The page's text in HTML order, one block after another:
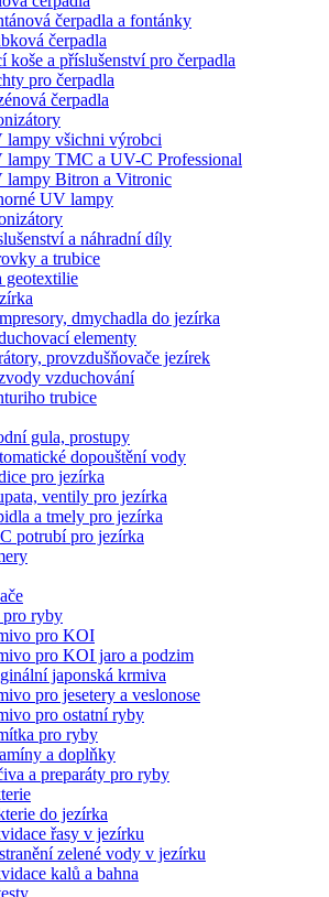
čerpadla a fontánky
čerpadla
koše a příslušenství pro čerpadla
pro čerpadla
čerpadla
lampy všichni výrobci
lampy TMC a UV-C Professional
lampy Bitron a Vitronic
UV lampy
a náhradní díly
a trubice
geotextilie
dmychadla do jezírka
elementy
provzdušňovače jezírek
vzduchování
trubice
gula, prostupy
dopouštění vody
pro jezírka
ventily pro jezírka
a tmely pro jezírka
potrubí pro jezírka
ryby
pro KOI
pro KOI jaro a podzim
japonská krmiva
pro jesetery a veslonose
pro ostatní ryby
pro ryby
a doplňky
a preparáty pro ryby
do jezírka
řasy v jezírku
zelené vody v jezírku
kalů a bahna